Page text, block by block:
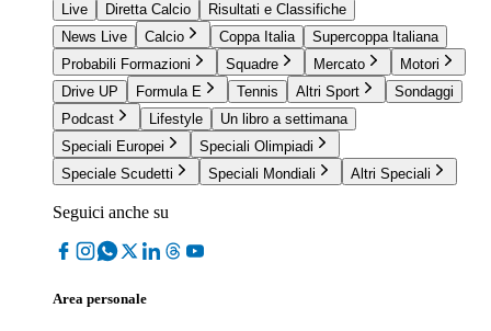
Live
Diretta Calcio
Risultati e Classifiche
News Live
Calcio Coppa Italia
Supercoppa Italiana
Probabili Formazioni
Squadre Mercato
Motori
Drive UP
Formula E Tennis Altri Sport
Sondaggi
Podcast
Lifestyle
Un libro a settimana
Speciali Europei
Speciali Olimpiadi
Speciale Scudetti
Speciali Mondiali Altri Speciali
Seguici anche su
Area personale